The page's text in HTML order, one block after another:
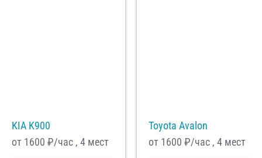
KIA K900
от 1600 ₽/час , 4 мест
Toyota Avalon
от 1600 ₽/час , 4 мест